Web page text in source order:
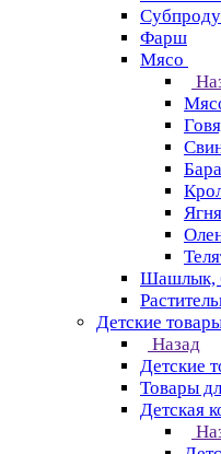
Фарш
Мясо
Шашлык,
Детские
Назад
Детские
Товары
Детская